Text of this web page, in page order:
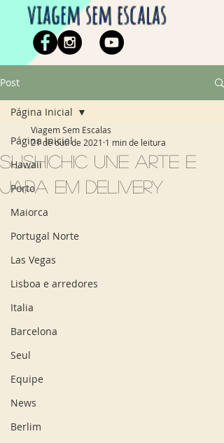
viagem sem escalas
Post
Página Inicial
Hawaii
Porto
Maiorca
Portugal Norte
Las Vegas
Lisboa e arredores
Italia
Barcelona
Seul
Equipe
News
Berlim
Página Inicial
SushiChic une arte e
japa em delivery
Viagem Sem Escalas
21 de out. de 2021 1 min de leitura